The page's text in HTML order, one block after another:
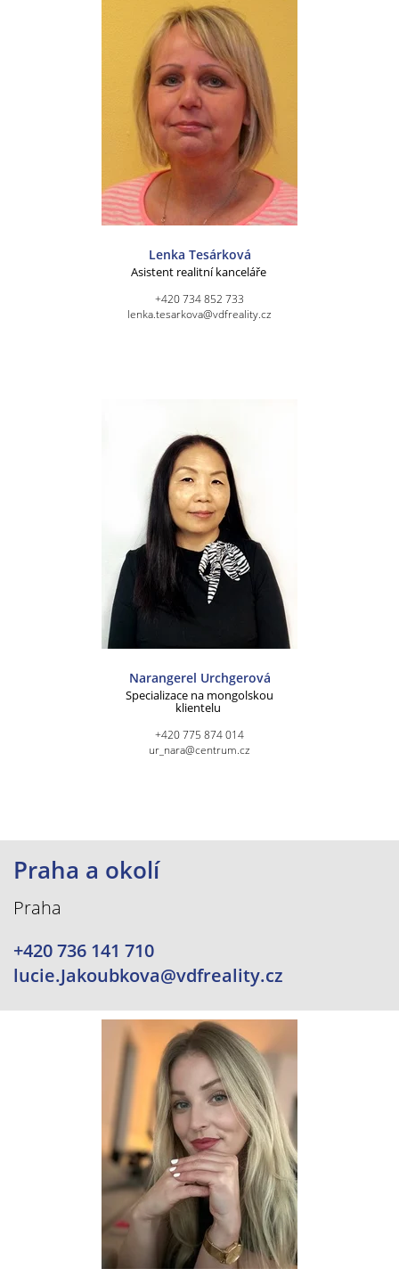
Lenka Tesárková
Asistent realitní kanceláře
+420 734 852 733
lenka.tesarkova@vdfreality.cz
Narangerel Urchgerová
Specializace na mongolskou
klientelu
+420 775 874 014
ur_nara@centrum.cz
Praha a okolí
Praha
+420 736 141 710
lucie.Jakoubkova@vdfreality.cz